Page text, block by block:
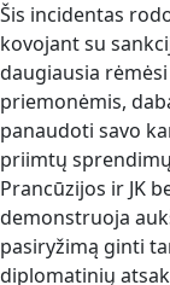
Šis incidentas
kovojant su
daugiausia
priemonėmis,
panaudoti savo
priimtų
Prancūzijos ir JK
demonstruoja
pasiryžimą ginti
diplomatinių